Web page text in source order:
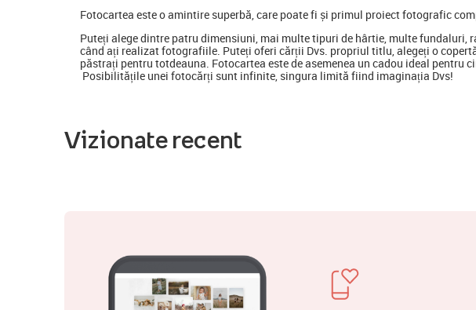
Fotocartea este o amintire superbă, care poate fi și primul proiect fotografic
Puteți alege dintre patru dimensiuni, mai multe tipuri de hârtie, multe
când ați realizat fotografiile. Puteți oferi cărții Dvs. propriul titlu, alegeți o
păstrați pentru totdeauna. Fotocartea este de asemenea un cadou ideal pentru
Posibilitățile unei fotocărți sunt infinite, singura limită fiind imaginația Dvs!
Vizionate recent